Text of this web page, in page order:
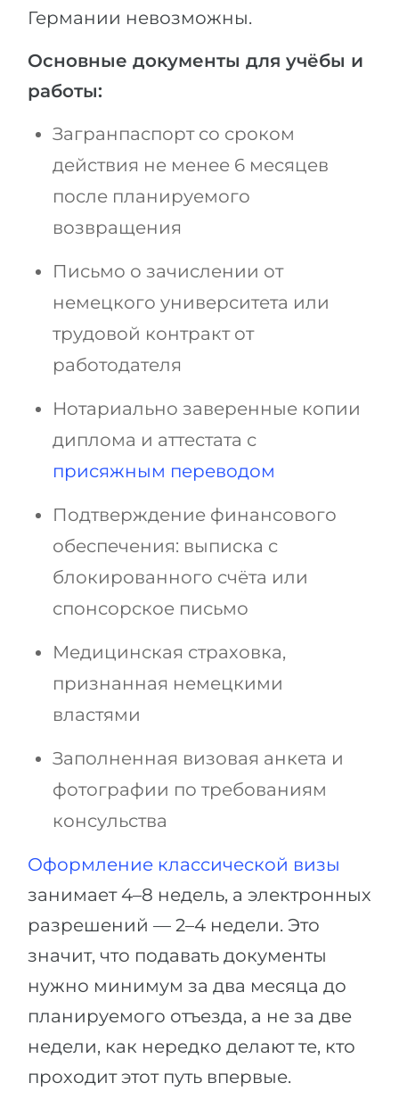
Германии невозможны.
Основные документы для учёбы и
работы:
Загранпаспорт со сроком
действия не менее 6 месяцев
после планируемого
возвращения
Письмо о зачислении от
немецкого университета или
трудовой контракт от
работодателя
Нотариально заверенные копии
диплома и аттестата с
присяжным переводом
Подтверждение финансового
обеспечения: выписка с
блокированного счёта или
спонсорское письмо
Медицинская страховка,
признанная немецкими
властями
Заполненная визовая анкета и
фотографии по требованиям
консульства
Оформление классической визы
занимает 4–8 недель, а электронных
разрешений — 2–4 недели. Это
значит, что подавать документы
нужно минимум за два месяца до
планируемого отъезда, а не за две
недели, как нередко делают те, кто
проходит этот путь впервые.